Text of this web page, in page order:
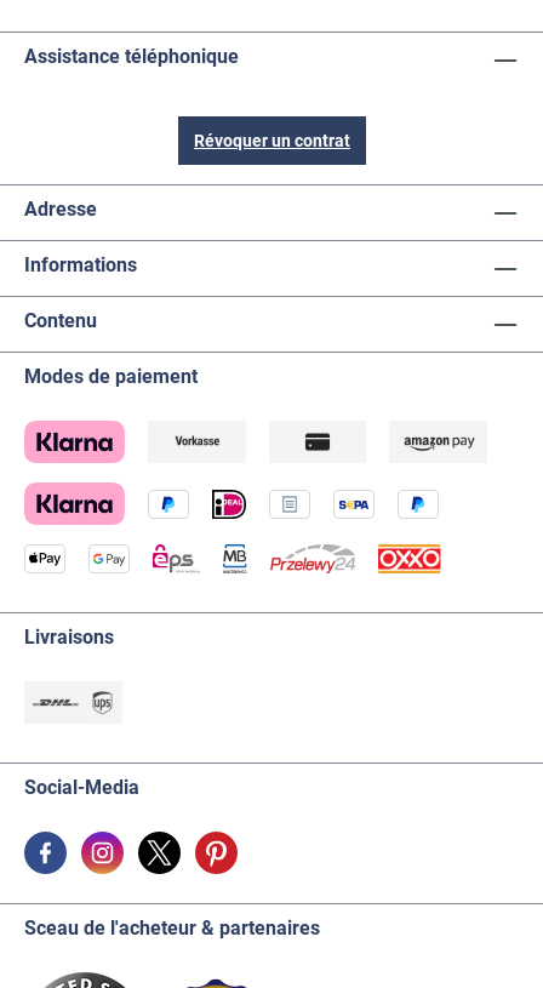
Assistance téléphonique
Révoquer un contrat
Adresse
Informations
Contenu
Modes de paiement
Livraisons
Social-Media
Sceau de l'acheteur & partenaires